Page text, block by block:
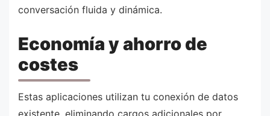
conversación fluida y dinámica.
Economía y ahorro de
costes
Estas aplicaciones utilizan tu conexión de datos